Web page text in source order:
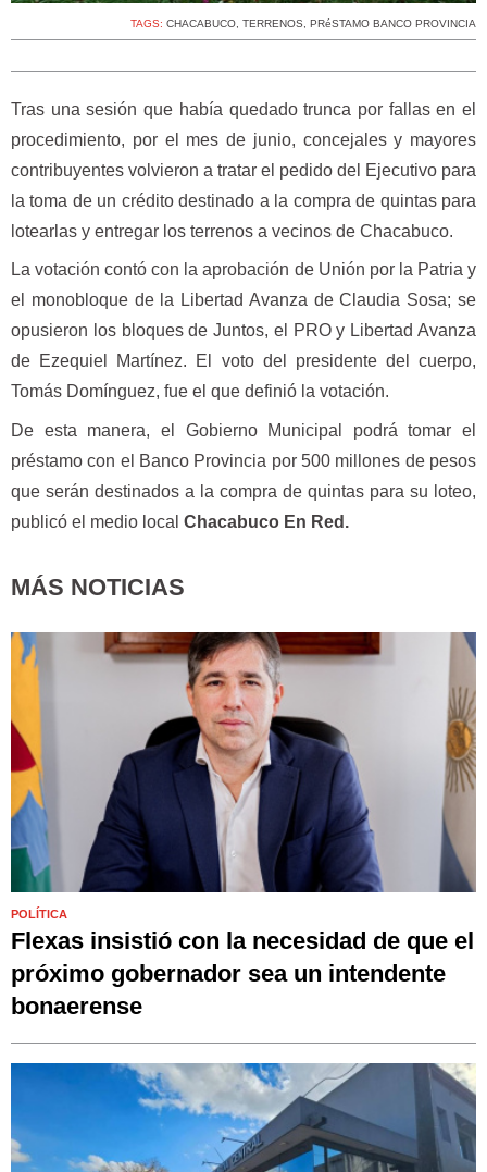
TAGS: CHACABUCO, TERRENOS, PRéSTAMO BANCO PROVINCIA
Tras una sesión que había quedado trunca por fallas en el
procedimiento, por el mes de junio, concejales y mayores
contribuyentes volvieron a tratar el pedido del Ejecutivo para
la toma de un crédito destinado a la compra de quintas para
lotearlas y entregar los terrenos a vecinos de Chacabuco.
La votación contó con la aprobación de Unión por la Patria y
el monobloque de la Libertad Avanza de Claudia Sosa; se
opusieron los bloques de Juntos, el PRO y Libertad Avanza
de Ezequiel Martínez. El voto del presidente del cuerpo,
Tomás Domínguez, fue el que definió la votación.
De esta manera, el Gobierno Municipal podrá tomar el
préstamo con el Banco Provincia por 500 millones de pesos
que serán destinados a la compra de quintas para su loteo,
publicó el medio local Chacabuco En Red.
MÁS NOTICIAS
POLÍTICA
Flexas insistió con la necesidad de que el
próximo gobernador sea un intendente
bonaerense